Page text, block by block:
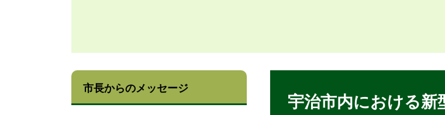
宇治市内における新
市長からのメッセージ